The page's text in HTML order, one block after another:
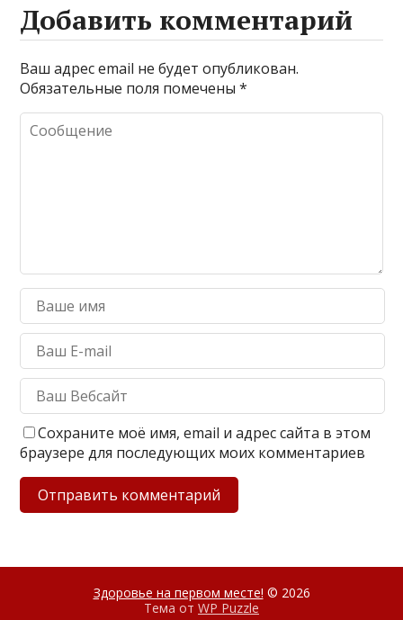
Добавить комментарий
Ваш адрес email не будет опубликован.
Обязательные поля помечены*
Сохраните моё имя, email и адрес сайта в этом
браузере для последующих моих комментариев
Здоровье на первом месте! © 2026
Тема от WP Puzzle